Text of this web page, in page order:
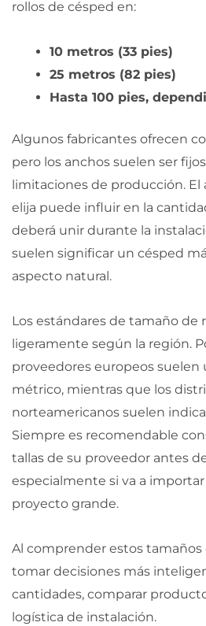
rollos de césped en:
10 metros (33 pies)
25 metros (82 pies)
Hasta 100 pies,
Algunos fabricantes ofrecen
pero los anchos suelen ser
limitaciones de producción. El
elija puede influir en la
deberá unir durante la
suelen significar un césped
aspecto natural.
Los estándares de tamaño de
ligeramente según la región.
proveedores europeos suelen
métrico, mientras que los
norteamericanos suelen
Siempre es recomendable
tallas de su proveedor antes
especialmente si va a
proyecto grande.
Al comprender estos
tomar decisiones más
cantidades, comparar
logística de instalación.